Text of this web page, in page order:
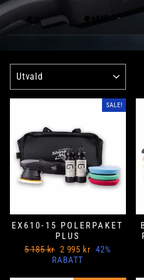
SALE!
EX610-15 POLERPAKET
PLUS
Ord
5 185 kr Nedsatt
pris
2 995 kr 42%
RABATT